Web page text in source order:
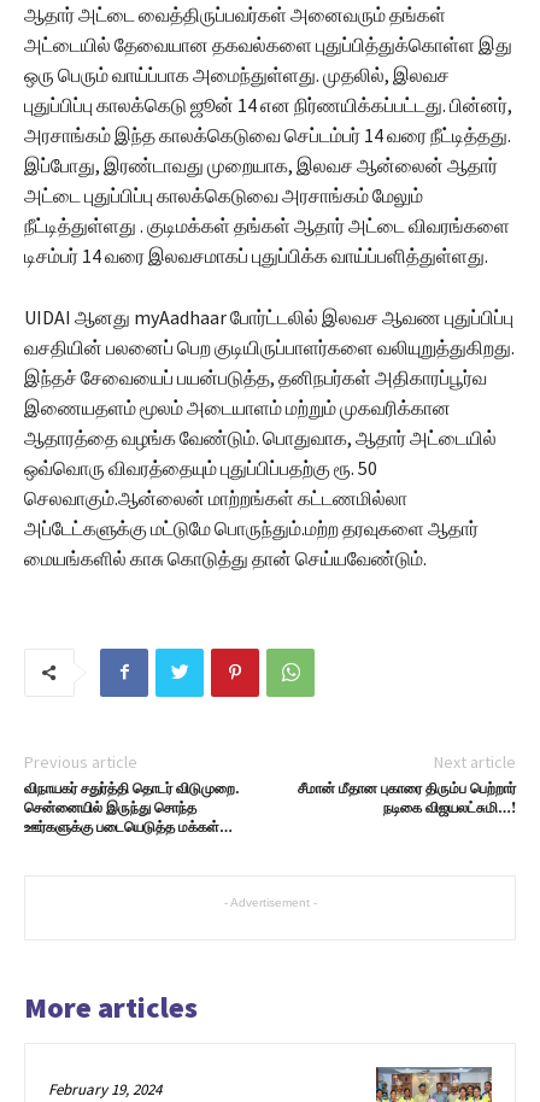
ஆதார் அட்டை வைத்திருப்பவர்கள் அனைவரும் தங்கள்
அட்டையில் தேவையான தகவல்களை புதுப்பித்துக்கொள்ள இது
ஒரு பெரும் வாய்ப்பாக அமைந்துள்ளது. முதலில், இலவச
புதுப்பிப்பு காலக்கெடு ஜூன் 14 என நிர்ணயிக்கப்பட்டது. பின்னர்,
அரசாங்கம் இந்த காலக்கெடுவை செப்டம்பர் 14 வரை நீட்டித்தது.
இப்போது, ​​இரண்டாவது முறையாக, இலவச ஆன்லைன் ஆதார்
அட்டை புதுப்பிப்பு காலக்கெடுவை அரசாங்கம் மேலும்
நீட்டித்துள்ளது . குடிமக்கள் தங்கள் ஆதார் அட்டை விவரங்களை
டிசம்பர் 14 வரை இலவசமாகப் புதுப்பிக்க வாய்ப்பளித்துள்ளது.
UIDAI ஆனது myAadhaar போர்ட்டலில் இலவச ஆவண புதுப்பிப்பு
வசதியின் பலனைப் பெற குடியிருப்பாளர்களை வலியுறுத்துகிறது.
இந்தச் சேவையைப் பயன்படுத்த, தனிநபர்கள் அதிகாரப்பூர்வ
இணையதளம் மூலம் அடையாளம் மற்றும் முகவரிக்கான
ஆதாரத்தை வழங்க வேண்டும். பொதுவாக, ஆதார் அட்டையில்
ஒவ்வொரு விவரத்தையும் புதுப்பிப்பதற்கு ரூ. 50
செலவாகும்.ஆன்லைன் மாற்றங்கள் கட்டணமில்லா
அப்டேட்களுக்கு மட்டுமே பொருந்தும்.மற்ற தரவுகளை ஆதார்
மையங்களில் காசு கொடுத்து தான் செய்யவேண்டும்.
Previous article
விநாயகர் சதுர்த்தி தொடர் விடுமுறை.
சென்னையில் இருந்து சொந்த
ஊர்களுக்கு படையெடுத்த மக்கள்…
Next article
சீமான் மீதான புகாரை திரும்ப பெற்றார்
நடிகை விஜயலட்சுமி…!
- Advertisement -
More articles
February 19, 2024